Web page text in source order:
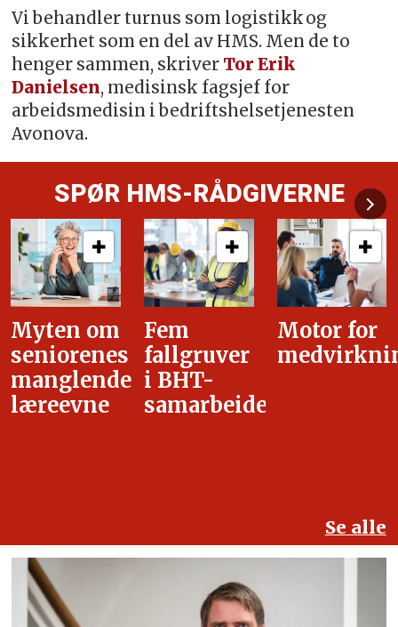
Vi behandler turnus som logistikk og
sikkerhet som en del av HMS. Men de to
henger sammen, skriver Tor Erik
Danielsen, medisinsk fagsjef for
arbeidsmedisin i bedriftshelsetjenesten
Avonova.
SPØR HMS-RÅDGIVERNE
Fem
fallgruver
i BHT-
samarbeidet
Motor for
medvirkning
i
Se alle